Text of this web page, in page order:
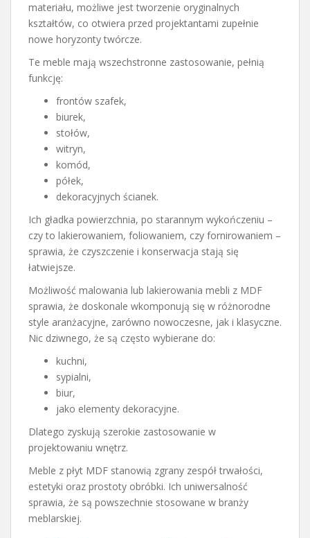
materiału, możliwe jest tworzenie oryginalnych
kształtów, co otwiera przed projektantami zupełnie
nowe horyzonty twórcze.
Te meble mają wszechstronne zastosowanie, pełnią
funkcję:
frontów szafek,
biurek,
stołów,
witryn,
komód,
półek,
dekoracyjnych ścianek.
Ich gładka powierzchnia, po starannym wykończeniu –
czy to lakierowaniem, foliowaniem, czy fornirowaniem –
sprawia, że czyszczenie i konserwacja stają się
łatwiejsze.
Możliwość malowania lub lakierowania mebli z MDF
sprawia, że doskonale wkomponują się w różnorodne
style aranżacyjne, zarówno nowoczesne, jak i klasyczne.
Nic dziwnego, że są często wybierane do:
kuchni,
sypialni,
biur,
jako elementy dekoracyjne.
Dlatego zyskują szerokie zastosowanie w
projektowaniu wnętrz.
Meble z płyt MDF stanowią zgrany zespół trwałości,
estetyki oraz prostoty obróbki. Ich uniwersalność
sprawia, że są powszechnie stosowane w branży
meblarskiej.